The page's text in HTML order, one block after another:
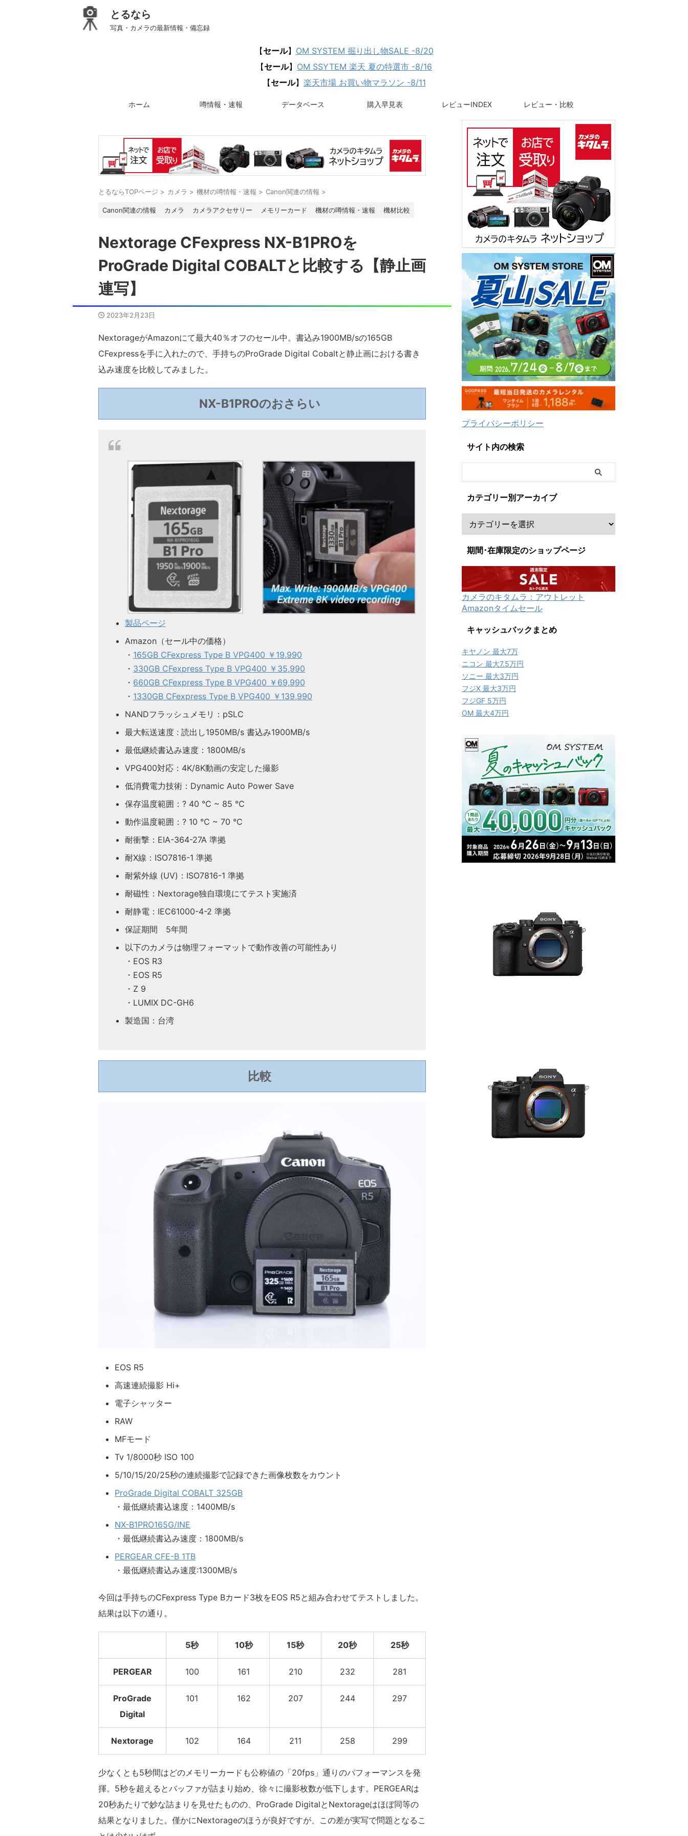
とるなら
写真・カメラの最新情報・備忘録
【セール】 OM SYSTEM 掘り出し物SALE -8/20
【セール】 OM SSYTEM 楽天 夏の特選市 -8/16
【セール】 楽天市場 お買い物マラソン -8/11
ホーム 噂情報・速報 データベース 購入早見表 レビューINDEX レビュー・比較
とるならTOPページ > カメラ > 機材の噂情報・速報 > Canon関連の情報 >
Canon関連の情報 カメラ カメラアクセサリー メモリーカード 機材の噂情報・速報 機材比較
Nextorage CFexpress NX-B1PROを
ProGrade Digital COBALTと比較する【静止画
連写】
2023年2月23日
NextorageがAmazonにて最大40％オフのセール中。書込み1900MB/sの165GB
CFexpressを手に入れたので、手持ちのProGrade Digital Cobaltと静止画における書き
込み速度を比較してみました。
NX-B1PROのおさらい
製品ページ
Amazon（セール中の価格）
・ 165GB CFexpress Type B VPG400 ￥19,990
・ 330GB CFexpress Type B VPG400 ￥35,990
・ 660GB CFexpress Type B VPG400 ￥69,990
・ 1330GB CFexpress Type B VPG400 ￥139,990
NANDフラッシュメモリ：pSLC
最大転送速度 : 読出し1950MB/s 書込み1900MB/s
最低継続書込み速度：1800MB/s
VPG400対応：4K/8K動画の安定した撮影
低消費電力技術：Dynamic Auto Power Save
保存温度範囲：? 40 ℃ ~ 85 ℃
動作温度範囲：? 10 ℃ ~ 70 ℃
耐衝撃：EIA-364-27A 準拠
耐X線：ISO7816-1 準拠
耐紫外線 (UV)：ISO7816-1 準拠
耐磁性：Nextorage独自環境にてテスト実施済
耐静電：IEC61000-4-2 準拠
保証期間 5年間
以下のカメラは物理フォーマットで動作改善の可能性あり
・EOS R3
・EOS R5
・Z 9
・LUMIX DC-GH6
製造国：台湾
比較
EOS R5
高速連続撮影 Hi+
電子シャッター
RAW
MFモード
Tv 1/8000秒 ISO 100
5/10/15/20/25秒の連続撮影で記録できた画像枚数をカウント
ProGrade Digital COBALT 325GB
・最低継続書込速度：1400MB/s
NX-B1PRO165G/INE
・最低継続書込み速度：1800MB/s
PERGEAR CFE-B 1TB
・最低継続書込み速度:1300MB/s
今回は手持ちのCFexpress Type Bカード3枚をEOS R5と組み合わせてテストしました。
結果は以下の通り。
5秒 10秒 15秒 20秒 25秒
PERGEAR 100 161 210 232 281
ProGrade
Digital
101 162 207 244 297
Nextorage 102 164 211 258 299
少なくとも5秒間はどのメモリーカードも公称値の「20fps」通りのパフォーマンスを発
揮。5秒を超えるとバッファが詰まり始め、徐々に撮影枚数が低下します。PERGEARは
20秒あたりで妙な詰まりを見せたものの、ProGrade DigitalとNextorageはほぼ同等の
結果となりました。僅かにNextorageのほうが良好ですが、この差が実写で問題となるこ
プライバシーポリシー
サイト内の検索
カテゴリー別アーカイブ
期間･在庫限定のショップページ
カメラのキタムラ：アウトレット
Amazonタイムセール
キャッシュバックまとめ
キヤノン 最大7万
ニコン 最大7.5万円
ソニー 最大3万円
フジX 最大3万円
フジGF 5万円
OM 最大4万円